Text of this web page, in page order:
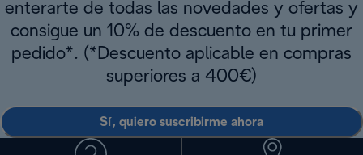
enterarte de todas las novedades y ofertas y
consigue un 10% de descuento en tu primer
pedido*. (*Descuento aplicable en compras
superiores a 400€)
Sí, quiero suscribirme ahora